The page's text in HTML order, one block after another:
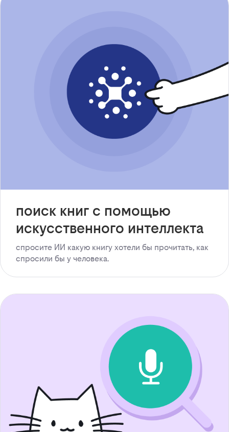
поиск книг с помощью
искусственного интеллекта
спросите ИИ какую книгу хотели бы прочитать, как
спросили бы у человека.